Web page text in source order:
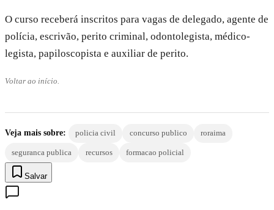
O curso receberá inscritos para vagas de delegado, agente de
polícia, escrivão, perito criminal, odontolegista, médico-
legista, papiloscopista e auxiliar de perito.
Voltar ao início.
Veja mais sobre: policia civil concurso publico roraima
seguranca publica recursos formacao policial
Salvar